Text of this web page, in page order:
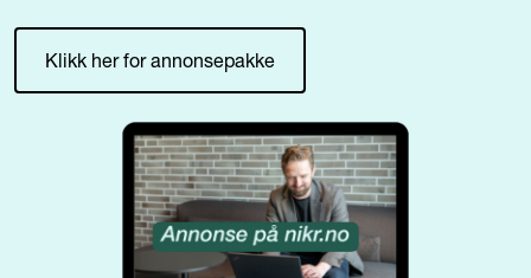
Klikk her for annonsepakke